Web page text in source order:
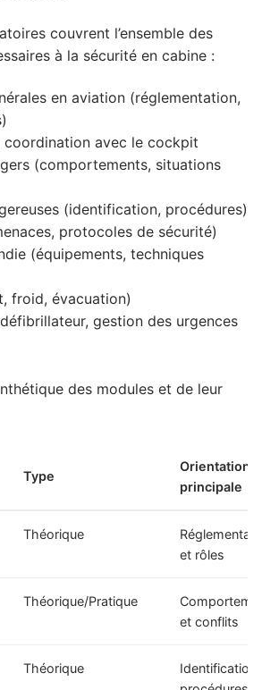
couvrent l’ensemble des
à la sécurité en cabine :
en aviation (réglementation,
coordination avec le cockpit
(comportements, situations
(identification, procédures)
protocoles de sécurité)
(équipements, techniques
froid, évacuation)
gestion des urgences
des modules et de leur
Type
Orientation
principale
Théorique
et rôles
Théorique/Pratique
et conflits
Théorique
Identification